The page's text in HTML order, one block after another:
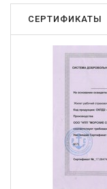
СЕРТИФИКАТЫ